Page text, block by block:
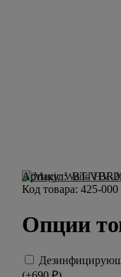
Артикул:BT-
Код товара: 425-000
Опции